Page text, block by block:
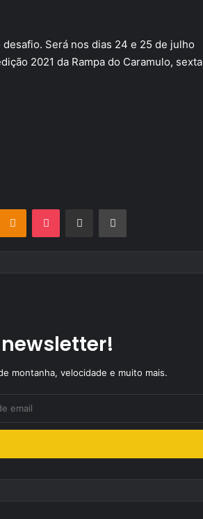
Será nos dias 24 e 25 de julho
2021 da Rampa do Caramulo, sexta
Odnoklassniki
Pocket Partilhar Via Email Imprimir
montanha, velocidade e muito mais.